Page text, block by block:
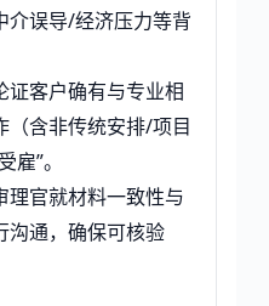
介误导/经济压力等背
证客户确有与专业相
（含非传统安排/项目
雇”。
理官就材料一致性与
沟通，确保可核验